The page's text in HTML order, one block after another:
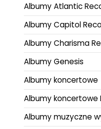
Albumy Atlantic
Albumy Capitol
Albumy Charisma
Albumy Genesis
Albumy koncertowe
Albumy koncertowe
Albumy muzyczne